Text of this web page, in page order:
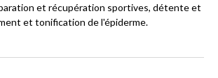
et récupération sportives, détente et
et tonification de l'épiderme.